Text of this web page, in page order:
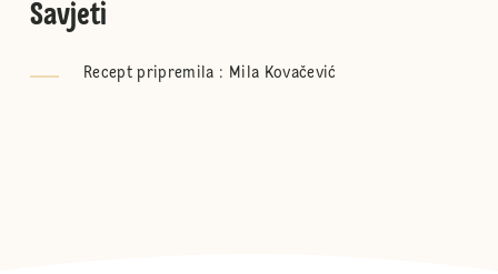
Savjeti
Recept pripremila : Mila Kovačević